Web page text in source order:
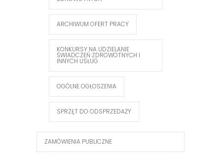
ARCHIWUM OFERT PRACY
KONKURSY NA UDZIELANIE
ŚWIADCZEŃ ZDROWOTNYCH I
INNYCH USŁUG
OGÓLNE OGŁOSZENIA
SPRZĘT DO ODSPRZEDAŻY
ZAMÓWIENIA PUBLICZNE